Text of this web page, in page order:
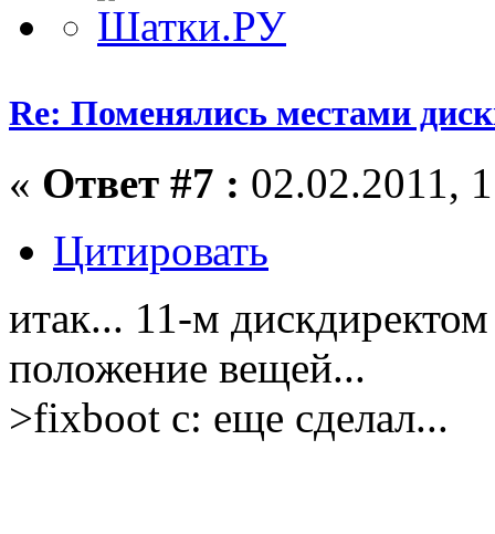
Re: Поменялись местами
« Ответ #7 : 02.02.2011,
Цитировать
итак... 11-м
положение вещей...
>fixboot c: еще сделал...